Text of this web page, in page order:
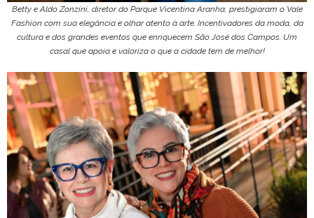
Betty e Aldo Zonzini, diretor do Parque Vicentina Aranha, prestigiaram o Vale
Fashion com sua elegância e olhar atento à arte. Incentivadores da moda, da
cultura e dos grandes eventos que enriquecem São José dos Campos. Um
casal que apoia e valoriza o que a cidade tem de melhor!